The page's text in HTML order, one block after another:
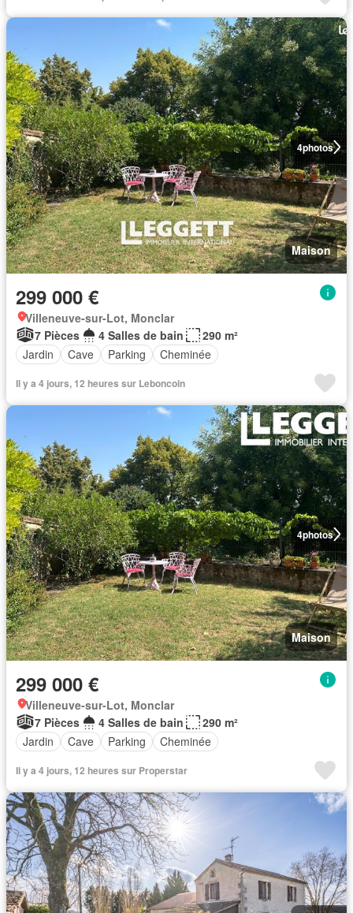
4photos
Maison
299 000 €
Villeneuve-sur-Lot, Monclar
7 Pièces
4 Salles de bain
290 m²
Jardin
Cave Parking Cheminée
Il y a 4 jours, 12 heures sur Leboncoin
4photos
Maison
299 000 €
Villeneuve-sur-Lot, Monclar
7 Pièces
4 Salles de bain
290 m²
Jardin
Cave Parking Cheminée
Il y a 4 jours, 12 heures sur Properstar